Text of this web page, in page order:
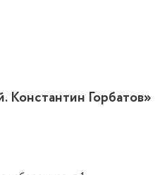
Константин Горбатов»